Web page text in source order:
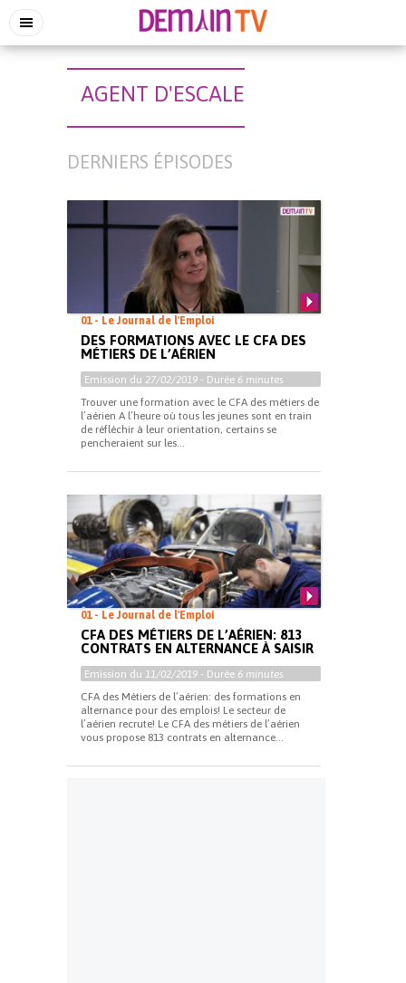
AGENT D'ESCALE
DERNIERS ÉPISODES
01 - Le Journal de l'Emploi
DES FORMATIONS AVEC LE CFA DES
MÉTIERS DE L’AÉRIEN
Emission du 27/02/2019 - Durée 6 minutes
Trouver une formation avec le CFA des métiers de
l’aérien A l’heure où tous les jeunes sont en train
de réfléchir à leur orientation, certains se
pencheraient sur les...
01 - Le Journal de l'Emploi
CFA DES MÉTIERS DE L’AÉRIEN: 813
CONTRATS EN ALTERNANCE À SAISIR
Emission du 11/02/2019 - Durée 6 minutes
CFA des Métiers de l’aérien: des formations en
alternance pour des emplois! Le secteur de
l’aérien recrute! Le CFA des métiers de l’aérien
vous propose 813 contrats en alternance...